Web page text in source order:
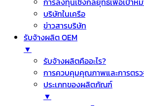
บริษัทในเครือ
ข่าวสารบริษัท
รับจ้างผลิต OEM
▼
รับจ้างผลิตคืออะไร?
การควบคุมคุณภาพและการตรว
ประเภทของผลิตภัณฑ์
▼